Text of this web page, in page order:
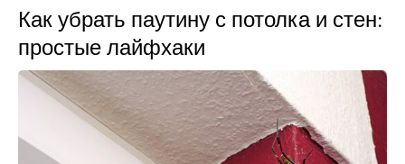
Как убрать паутину с потолка и стен:
простые лайфхаки